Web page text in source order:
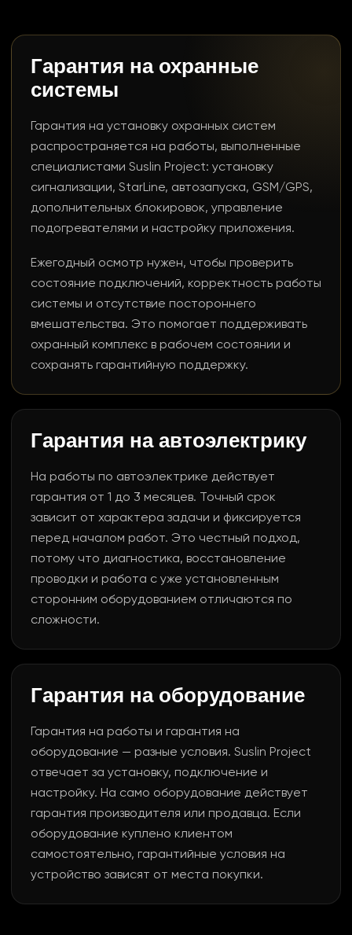
Гарантия на охранные
системы
Гарантия на установку охранных систем
распространяется на работы, выполненные
специалистами Suslin Project: установку
сигнализации, StarLine, автозапуска, GSM/GPS,
дополнительных блокировок, управление
подогревателями и настройку приложения.
Ежегодный осмотр нужен, чтобы проверить
состояние подключений, корректность работы
системы и отсутствие постороннего
вмешательства. Это помогает поддерживать
охранный комплекс в рабочем состоянии и
сохранять гарантийную поддержку.
Гарантия на автоэлектрику
На работы по автоэлектрике действует
гарантия от 1 до 3 месяцев. Точный срок
зависит от характера задачи и фиксируется
перед началом работ. Это честный подход,
потому что диагностика, восстановление
проводки и работа с уже установленным
сторонним оборудованием отличаются по
сложности.
Гарантия на оборудование
Гарантия на работы и гарантия на
оборудование — разные условия. Suslin Project
отвечает за установку, подключение и
настройку. На само оборудование действует
гарантия производителя или продавца. Если
оборудование куплено клиентом
самостоятельно, гарантийные условия на
устройство зависят от места покупки.